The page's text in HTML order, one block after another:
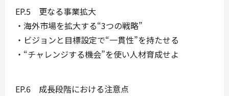
EP.5 更なる事業拡大
・海外市場を拡大する“3つの戦略”
・ビジョンと目標設定で“一貫性”を持たせる
・“チャレンジする機会”を使い人材育成せよ
EP.6 成長段階における注意点